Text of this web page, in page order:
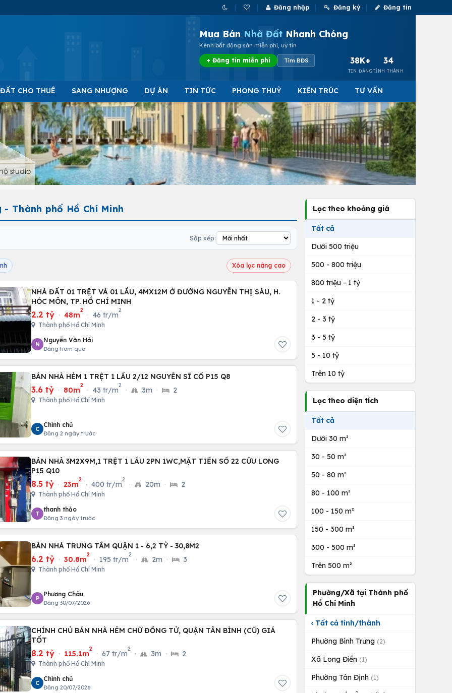
Đăng nhập Đăng ký Đăng tin
Mua Bán Nhà Đất Nhanh Chóng
Kênh bất động sản miễn phí, uy tín
+ Đăng tin miễn phí Tìm BĐS 38K+
TIN ĐĂNG
34
TỈNH THÀNH
CHO THUÊ SANG NHƯỢNG DỰ ÁN TIN TỨC PHONG THUỶ KIẾN TRÚC TƯ VẤN
studio
- Thành phố Hồ Chí Minh
Sắp xếp:
Xóa lọc nâng cao
NHÀ ĐẤT 01 TRỆT VÀ 01 LẦU, 4MX12M Ở ĐƯỜNG NGUYỄN THỊ SÁU, H.
HÓC MÔN, TP. HỒ CHÍ MINH
2.2 tỷ · 48m
2
· 46 tr/m
2
Thành phố Hồ Chí Minh
N
Nguyễn Văn Hải
Đăng hôm qua
BÁN NHÀ HẺM 1 TRỆT 1 LẦU 2/12 NGUYỄN SĨ CỐ P15 Q8
3.6 tỷ · 80m
2
· 43 tr/m
2
· 3m · 2
Thành phố Hồ Chí Minh
C
Chính chủ
Đăng 2 ngày trước
BÁN NHÀ 3M2X9M,1 TRỆT 1 LẦU 2PN 1WC,MẶT TIỀN SỐ 22 CỬU LONG
P15 Q10
8.5 tỷ · 23m
2
· 400 tr/m
2
· 20m · 2
Thành phố Hồ Chí Minh
T
thanh thảo
Đăng 3 ngày trước
BÁN NHÀ TRUNG TÂM QUẬN 1 - 6,2 TỶ - 30,8M2
6.2 tỷ · 30.8m
2
· 195 tr/m
2
· 2m · 3
Thành phố Hồ Chí Minh
P
Phương Châu
Đăng 30/07/2026
CHÍNH CHỦ BÁN NHÀ HẺM CHỮ ĐỒNG TỬ, QUẬN TÂN BÌNH (CŨ) GIÁ
TỐT
8.2 tỷ · 115.1m
2
· 67 tr/m
2
· 3m · 2
Thành phố Hồ Chí Minh
C
Chính chủ
Đăng 20/07/2026
Lọc theo khoảng giá
Tất cả
Dưới 500 triệu
500 - 800 triệu
800 triệu - 1 tỷ
1 - 2 tỷ
2 - 3 tỷ
3 - 5 tỷ
5 - 10 tỷ
Trên 10 tỷ
Lọc theo diện tích
Tất cả
Dưới 30 m²
30 - 50 m²
50 - 80 m²
80 - 100 m²
100 - 150 m²
150 - 300 m²
300 - 500 m²
Trên 500 m²
Phường/Xã tại Thành phố
Hồ Chí Minh
‹ Tất cả tỉnh/thành
Phường Bình Trưng (2)
Xã Long Điền (1)
Phường Tân Định (1)